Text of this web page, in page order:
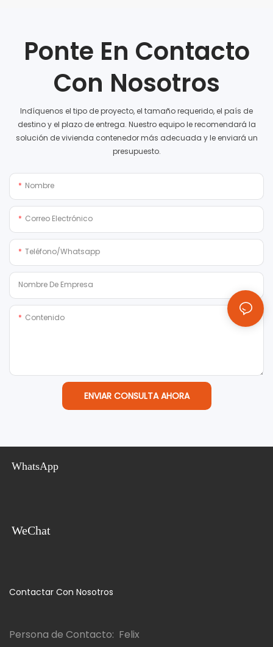
Ponte En Contacto
Con Nosotros
Indíquenos el tipo de proyecto, el tamaño requerido, el país de
destino y el plazo de entrega. Nuestro equipo le recomendará la
solución de vivienda contenedor más adecuada y le enviará un
presupuesto.
Nombre
Correo Electrónico
Teléfono/whatsapp
Nombre De Empresa
Contenido
ENVIAR CONSULTA AHORA
WhatsApp
WeChat
Contactar Con Nosotros
Persona de Contacto: Felix